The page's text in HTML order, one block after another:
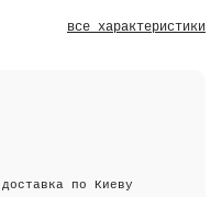
все характеристики
доставка по Киеву